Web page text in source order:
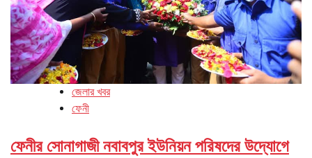
জেলার খবর
ফেনী
ফেনীর সোনাগাজী নবাবপুর ইউনিয়ন পরিষদের উদ্যোগে